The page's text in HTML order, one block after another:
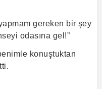
gereken bir şey
odasına gel!”
konuştuktan